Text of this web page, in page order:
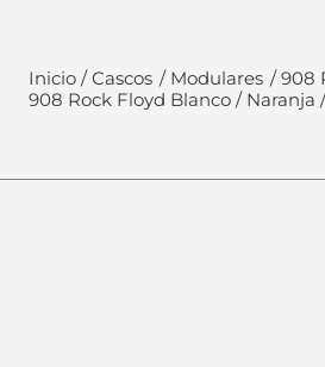
Cascos Modulares 908
908 Rock Floyd Blanco / Naranja